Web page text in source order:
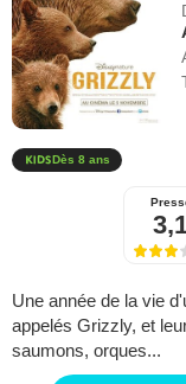
Dès 8 ans
Une année de la vie
appelés Grizzly, et
saumons, orques...